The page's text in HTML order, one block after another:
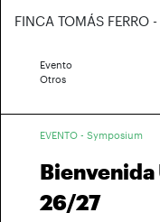
FINCA TOMÁS FERRO
Evento
Otros
EVENTO - Symposium
Bienvenida
26/27